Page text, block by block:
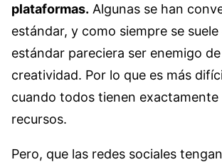
plataformas. Algunas se han
estándar, y como siempre se suele
estándar pareciera ser enemigo de
creatividad. Por lo que es más
cuando todos tienen exactamente
recursos.
Pero, que las redes sociales